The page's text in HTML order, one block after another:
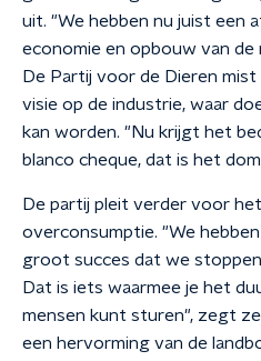
uit. "We hebben nu juist een
economie en opbouw van de
De Partij voor de Dieren
visie op de industrie, waar
kan worden. "Nu krijgt het
blanco cheque, dat is het
De partij pleit verder voor
overconsumptie. "We
groot succes dat we
Dat is iets waarmee je het
mensen kunt sturen", zegt
een hervorming van de